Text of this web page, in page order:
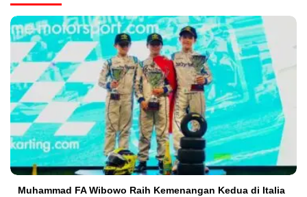
Muhammad FA Wibowo Raih Kemenangan Kedua di Italia